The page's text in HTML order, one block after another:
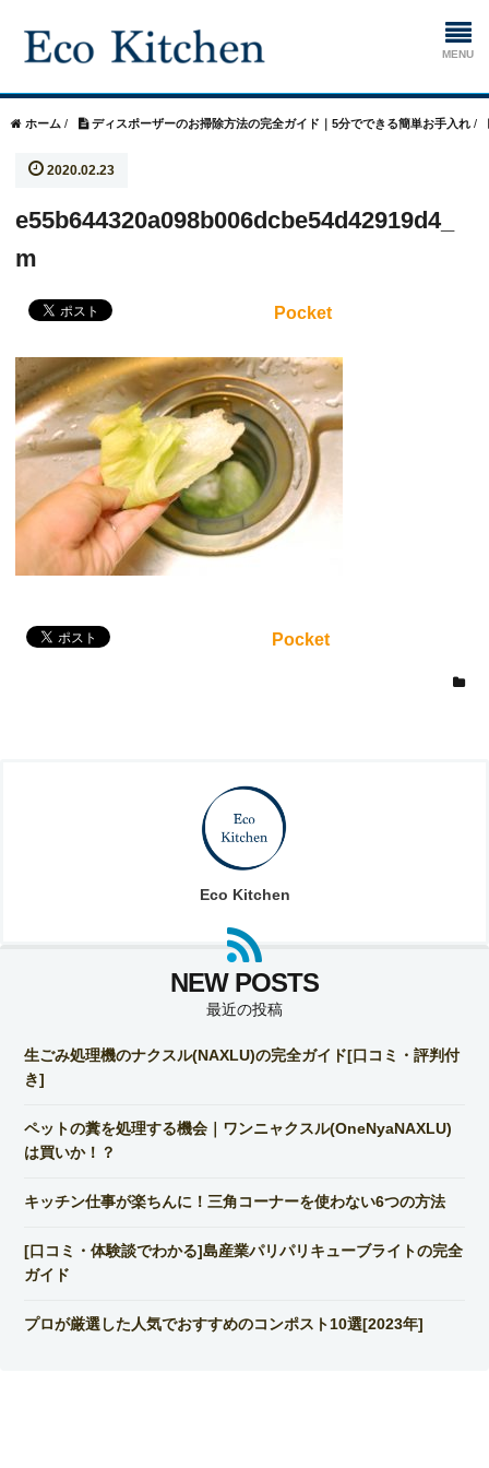
ホーム
生ゴミ処理機
ホーム / ディスポーザーのお掃除方法の完全ガイド｜5分でできる簡単お手入れ /
2020.02.23
e55b644320a098b006dcbe54d42919d4_
m
Pocket
Pocket
Eco Kitchen
最近の投稿
生ごみ処理機のナクスル(NAXLU)の完全ガイド[口コミ・評判付
き]
ペットの糞を処理する機会｜ワンニャクスル(OneNyaNAXLU)
は買いか！？
キッチン仕事が楽ちんに！三角コーナーを使わない6つの方法
[口コミ・体験談でわかる]島産業パリパリキューブライトの完全
ガイド
プロが厳選した人気でおすすめのコンポスト10選[2023年]